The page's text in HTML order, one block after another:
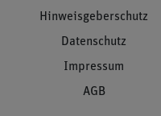
Hinweisgeberschutz
Datenschutz
Impressum
AGB